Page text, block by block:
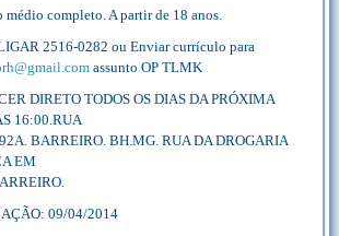
médio completo. A partir de 18 anos.
2516-0282 ou Enviar currículo para
assunto OP TLMK
DIRETO TODOS OS DIAS DA PRÓXIMA
16:00.RUA
BARREIRO. BH.MG. RUA DA DROGARIA
EM
09/04/2014